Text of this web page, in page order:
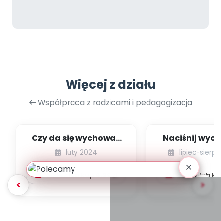
Więcej z działu
Współpraca z rodzicami i pedagogizacja
Czy da się wychować
dziecko bez kar i
nagród?
luty 2024
Pobierz lub kup4.99zł
Naciśnij
czyli
zabawki nie
lipiec-
Pobierz lub